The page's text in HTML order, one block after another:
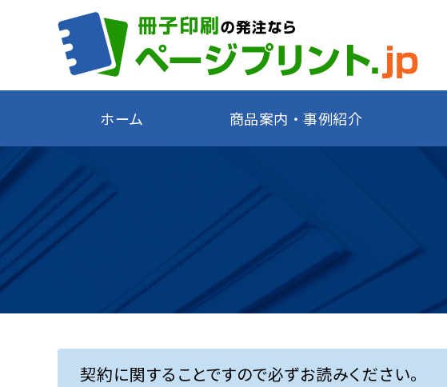
ホーム 商品案内・事例紹介
契約に関することですので必ずお読みください。